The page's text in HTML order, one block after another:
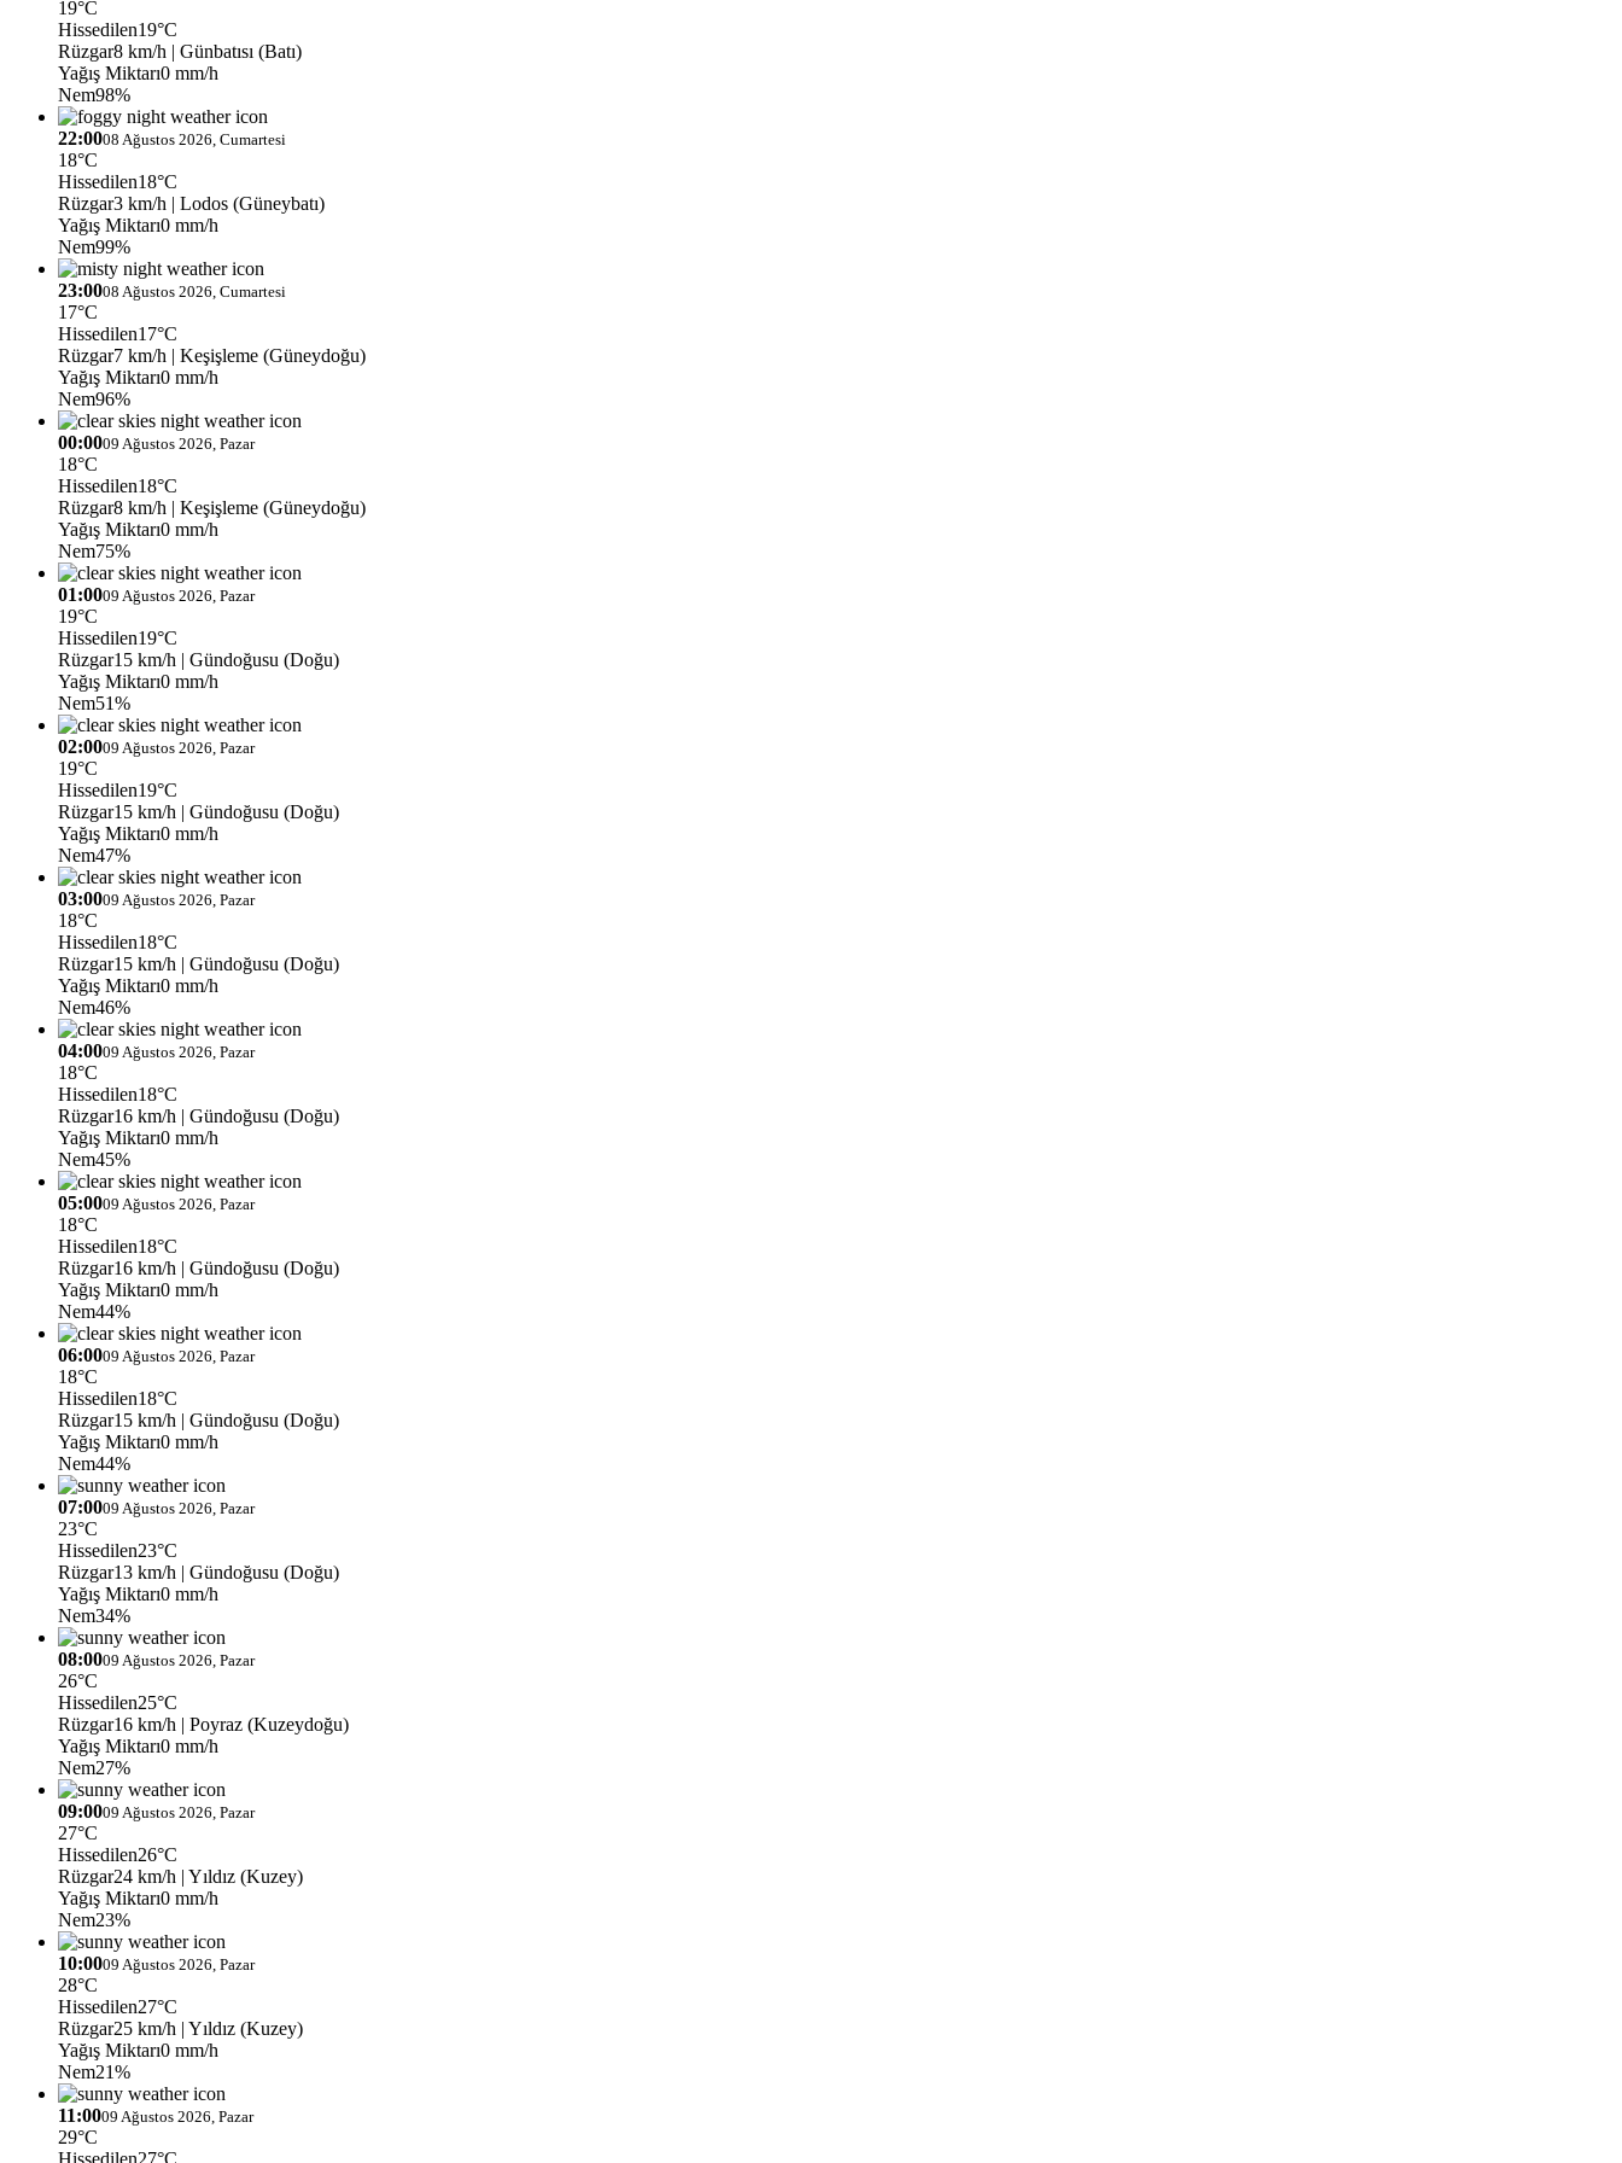
19°C
Hissedilen19°C
Rüzgar8 km/h | Günbatısı (Batı)
Yağış Miktarı0 mm/h
Nem98%
22:0008 Ağustos 2026, Cumartesi
18°C
Hissedilen18°C
Rüzgar3 km/h | Lodos (Güneybatı)
Yağış Miktarı0 mm/h
Nem99%
23:0008 Ağustos 2026, Cumartesi
17°C
Hissedilen17°C
Rüzgar7 km/h | Keşişleme (Güneydoğu)
Yağış Miktarı0 mm/h
Nem96%
00:0009 Ağustos 2026, Pazar
18°C
Hissedilen18°C
Rüzgar8 km/h | Keşişleme (Güneydoğu)
Yağış Miktarı0 mm/h
Nem75%
01:0009 Ağustos 2026, Pazar
19°C
Hissedilen19°C
Rüzgar15 km/h | Gündoğusu (Doğu)
Yağış Miktarı0 mm/h
Nem51%
02:0009 Ağustos 2026, Pazar
19°C
Hissedilen19°C
Rüzgar15 km/h | Gündoğusu (Doğu)
Yağış Miktarı0 mm/h
Nem47%
03:0009 Ağustos 2026, Pazar
18°C
Hissedilen18°C
Rüzgar15 km/h | Gündoğusu (Doğu)
Yağış Miktarı0 mm/h
Nem46%
04:0009 Ağustos 2026, Pazar
18°C
Hissedilen18°C
Rüzgar16 km/h | Gündoğusu (Doğu)
Yağış Miktarı0 mm/h
Nem45%
05:0009 Ağustos 2026, Pazar
18°C
Hissedilen18°C
Rüzgar16 km/h | Gündoğusu (Doğu)
Yağış Miktarı0 mm/h
Nem44%
06:0009 Ağustos 2026, Pazar
18°C
Hissedilen18°C
Rüzgar15 km/h | Gündoğusu (Doğu)
Yağış Miktarı0 mm/h
Nem44%
07:0009 Ağustos 2026, Pazar
23°C
Hissedilen23°C
Rüzgar13 km/h | Gündoğusu (Doğu)
Yağış Miktarı0 mm/h
Nem34%
08:0009 Ağustos 2026, Pazar
26°C
Hissedilen25°C
Rüzgar16 km/h | Poyraz (Kuzeydoğu)
Yağış Miktarı0 mm/h
Nem27%
09:0009 Ağustos 2026, Pazar
27°C
Hissedilen26°C
Rüzgar24 km/h | Yıldız (Kuzey)
Yağış Miktarı0 mm/h
Nem23%
10:0009 Ağustos 2026, Pazar
28°C
Hissedilen27°C
Rüzgar25 km/h | Yıldız (Kuzey)
Yağış Miktarı0 mm/h
Nem21%
11:0009 Ağustos 2026, Pazar
29°C
Hissedilen27°C